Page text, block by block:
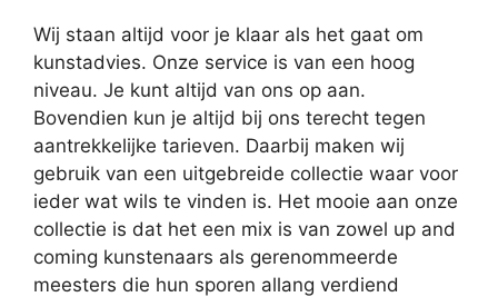
Wij staan altijd voor je klaar als het gaat om
kunstadvies. Onze service is van een hoog
niveau. Je kunt altijd van ons op aan.
Bovendien kun je altijd bij ons terecht tegen
aantrekkelijke tarieven. Daarbij maken wij
gebruik van een uitgebreide collectie waar voor
ieder wat wils te vinden is. Het mooie aan onze
collectie is dat het een mix is van zowel up and
coming kunstenaars als gerenommeerde
meesters die hun sporen allang verdiend